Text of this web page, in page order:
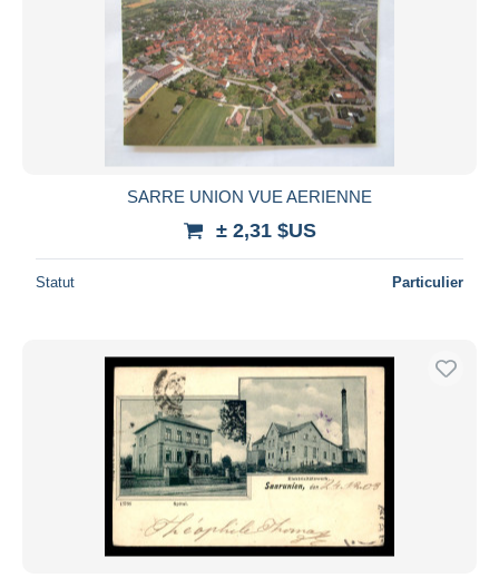
SARRE UNION VUE AERIENNE
± 2,31 $US
Statut Particulier